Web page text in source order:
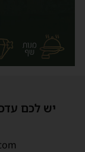
יש לכם